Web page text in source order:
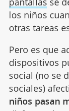
los niños
otras tareas
Pero es que
dispositivos
social (no se
sociales)
niños pasan